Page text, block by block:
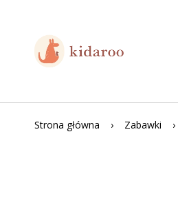
Strona główna Zabawki